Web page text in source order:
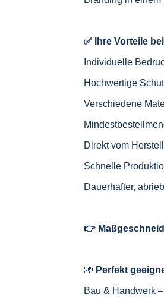
✅ Ihre Vorteile
Individuelle
Hochwertige
Verschiedene
Direkt vom
Schnelle
Dauerhafter,
👉
🧤 Perfekt
Bau & Handwerk